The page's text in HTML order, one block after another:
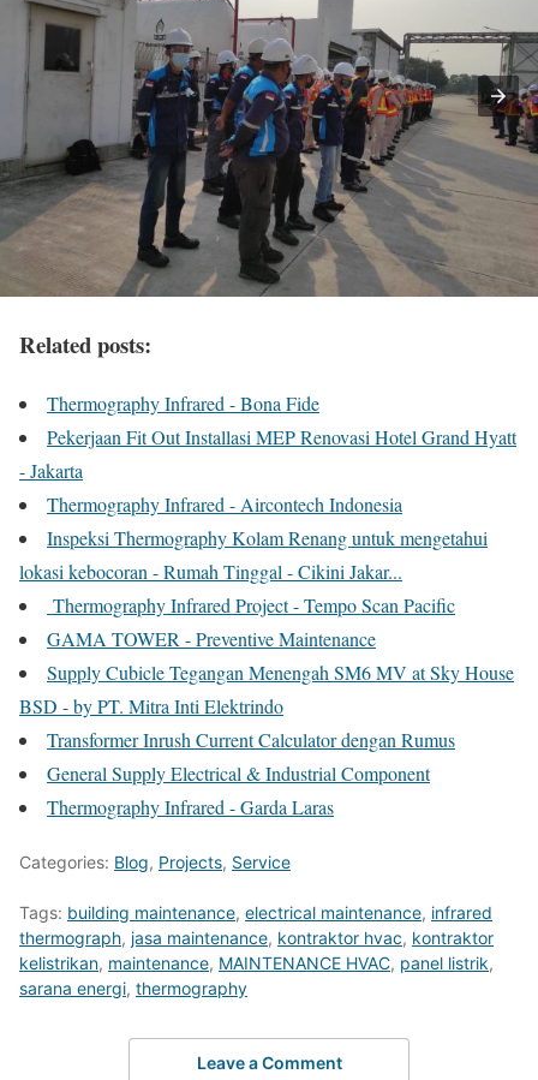
Related posts:
Thermography Infrared - Bona Fide
Pekerjaan Fit Out Installasi MEP Renovasi Hotel Grand Hyatt
- Jakarta
Thermography Infrared - Aircontech Indonesia
Inspeksi Thermography Kolam Renang untuk mengetahui
lokasi kebocoran - Rumah Tinggal - Cikini Jakar...
Thermography Infrared Project - Tempo Scan Pacific
GAMA TOWER - Preventive Maintenance
Supply Cubicle Tegangan Menengah SM6 MV at Sky House
BSD - by PT. Mitra Inti Elektrindo
Transformer Inrush Current Calculator dengan Rumus
General Supply Electrical & Industrial Component
Thermography Infrared - Garda Laras
Categories: Blog, Projects, Service
Tags: building maintenance, electrical maintenance, infrared
thermograph, jasa maintenance, kontraktor hvac, kontraktor
kelistrikan, maintenance, MAINTENANCE HVAC, panel listrik,
sarana energi, thermography
Leave a Comment